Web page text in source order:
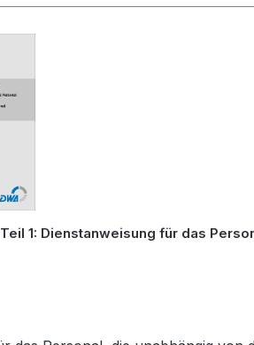
1: Dienstanweisung für das